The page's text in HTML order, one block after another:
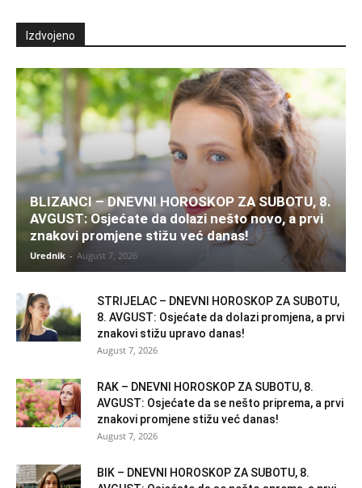
Izdvojeno
BLIZANCI – DNEVNI HOROSKOP ZA SUBOTU, 8.
AVGUST: Osjećate da dolazi nešto novo, a prvi
znakovi promjene stižu već danas!
Urednik - August 7, 2026
STRIJELAC – DNEVNI HOROSKOP ZA SUBOTU,
8. AVGUST: Osjećate da dolazi promjena, a prvi
znakovi stižu upravo danas!
August 7, 2026
RAK – DNEVNI HOROSKOP ZA SUBOTU, 8.
AVGUST: Osjećate da se nešto priprema, a prvi
znakovi promjene stižu već danas!
August 7, 2026
BIK – DNEVNI HOROSKOP ZA SUBOTU, 8.